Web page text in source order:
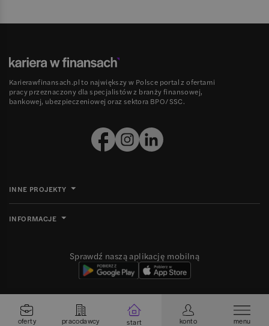
oferty pracodawcy start konto menu
Karierawfinansach.pl to największy w Polsce portal z ofertami
pracy przeznaczony dla specjalistów z branży finansowej,
bankowej, ubezpieczeniowej oraz sektora BPO/SSC.
INNE PROJEKTY
INFORMACJE
Sprawdź naszą aplikację mobilną
Ⓒ 2008- 2026Grupa MBE sp. z o.o. Wszelkie prawa zastrzeżone.